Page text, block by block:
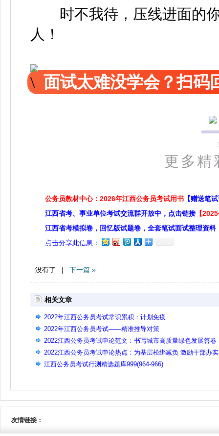
时不我待，压线进面的你
人！
面试太难没学会？扫码
更多精
公务员教材中心：2026年江西公务员考试用书 【赠送笔
江西省考、事业单位考试交流群开放中，点击链接 【
江西省考模拟卷，回忆版试题卷，全套笔试面试整理资料
点击分享此信息：
没有了 | 下一篇 »
相关文章
2022年江西公务员考试常识累积：计划免疫
2022年江西公务员考试——精准推导对策
2022江西公务员考试申论范文：书写城市高质量绿色发展答卷
2022江西公务员考试申论热点：为基层松绑减负 激励干部办
江西公务员考试行测精选题库999(964-966)
友情链接：